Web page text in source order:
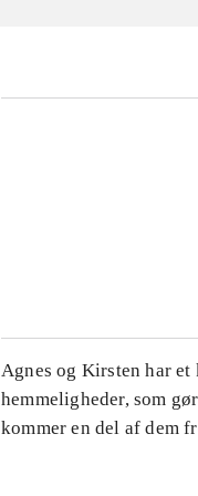
Agnes og Kirsten har
hemmeligheder, som
kommer en del af dem